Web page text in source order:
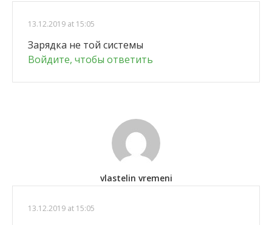
13.12.2019 at 15:05
Зарядка не той системы
Войдите, чтобы ответить
vlastelin vremeni
13.12.2019 at 15:05